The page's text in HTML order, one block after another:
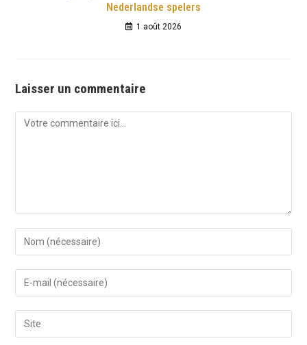
Nederlandse spelers
1 août 2026
Laisser un commentaire
Comment
Enter
your
name
comment
Enter
your
email
address
Enter
your